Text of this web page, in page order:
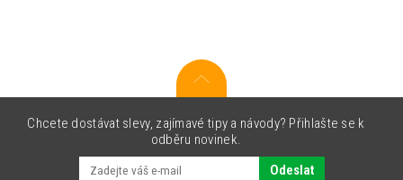
Chcete dostávat slevy, zajímavé tipy a návody? Přihlašte se k
odběru novinek.
Odeslat